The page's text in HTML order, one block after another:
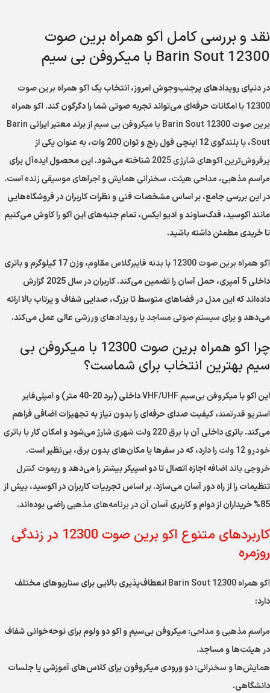
نقد و بررسی کامل اکو همراه برین صوت
12300 Barin Sout با میکروفن بی سیم
در دنیای رویدادهای پرجنب‌وجوش امروز، انتخاب یکاکو همراه برین صوت
12300با امکانات حرفه‌ای می‌تواند تجربه صوتی شما را دگرگون کند.اکو همراه
برین صوت 12300 Barin Sout با میکروفن بی سیم
از برند معتبر ایرانی Barin
Sout، با بلندگوی 12 اینچی فول رنج و توان 200 وات، به عنوان یکی از
پرفروش‌ترین اکوهای شارژی 2025
شناخته می‌شود. این محصول ایده‌آل برای
مراسم مذهبی، مداحی هیئت، سخنرانی همایشواجراهای موسیقی زندهاست.
در این بررسی جامع، بر اساس مشخصات فنی و نظرات کاربران در فروشگاه‌هایی
مانند اکوسید، فدک‌ساوند و آدیو ایکس، تمام جنبه‌های این اکو را کاوش می‌کنیم
تا خریدی مطمئن داشته باشید.
اکو همراه برین صوت 12300 بابدنه فایبرگلاس مقاوم
، وزن 17 کیلوگرم و باتری
داخلی 5 آمپری، حمل آسان را تضمین می‌کند. کاربران در سال 2025 گزارش
داده‌اند که این مدل در فضاهای متوسط تا بزرگ، صدایی شفاف و پرتاب بالا ارائه
می‌دهد و برای سیستم صوتی مساجدیارویدادهای ورزشیعالی عمل می‌کند.
چرا اکو همراه برین صوت 12300 با میکروفن بی
سیم بهترین انتخاب برای شماست؟
این اکو بامیکروفن بی‌سیم VHF/UHF داخلی (برد 20-40 متر) و
آمپلی‌فایر
استریو قدرتمند، کیفیت صدای حرفه‌ای را بدون نیاز به تجهیزات اضافی فراهم
می‌کند. باتری داخلی آن بابرق 220 ولت شهری شارژ می‌شود و امکان کار باباتری
خودرو 12 ولت
را دارد، که در سفرها یا مکان‌های بدون برق، بی‌نظیر است.
خروجی باند اضافهاجازه اتصال تا دو اسپیکر بیشتر را می‌دهد و ریموت کنترل
تنظیمات را از راه دور آسان می‌سازد. بر اساس تجربیات کاربران در اکوسید، بیش از
85% خریداران از دوام و کاربری آسان آن در
برنامه‌های مذهبیراضی بوده‌اند.
کاربردهای متنوع اکو برین صوت 12300 در زندگی
روزمره
اکو همراه 12300 Barin Sout
انعطاف‌پذیری بالایی برای سناریوهای مختلف
دارد:
مراسم مذهبی و مداحی: میکروفن بی‌سیم و اکو دو ولوم برای نوحه‌خوانی شفاف
در هیئت‌ها و مساجد.
همایش‌ها و سخنرانی: دو ورودی میکروفون برای کلاس‌های آموزشی یا جلسات
دانشگاهی.